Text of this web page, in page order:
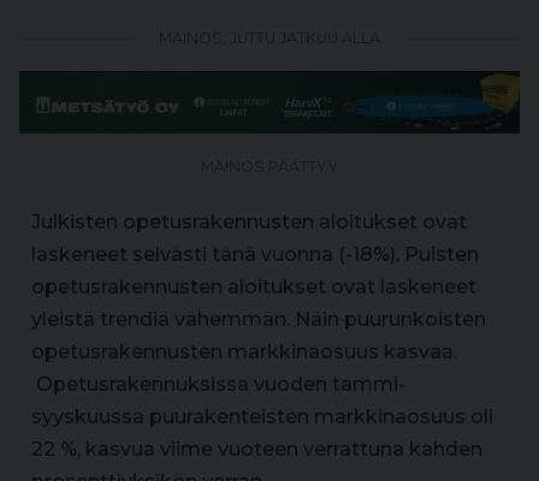
Julkisten opetusrakennusten aloitukset ovat
laskeneet selvästi tänä vuonna (-18%). Puisten
opetusrakennusten aloitukset ovat laskeneet
yleistä trendiä vähemmän. Näin puurunkoisten
opetusrakennusten markkinaosuus kasvaa.
Opetusrakennuksissa vuoden tammi-
syyskuussa puurakenteisten markkinaosuus oli
22 %, kasvua viime vuoteen verrattuna kahden